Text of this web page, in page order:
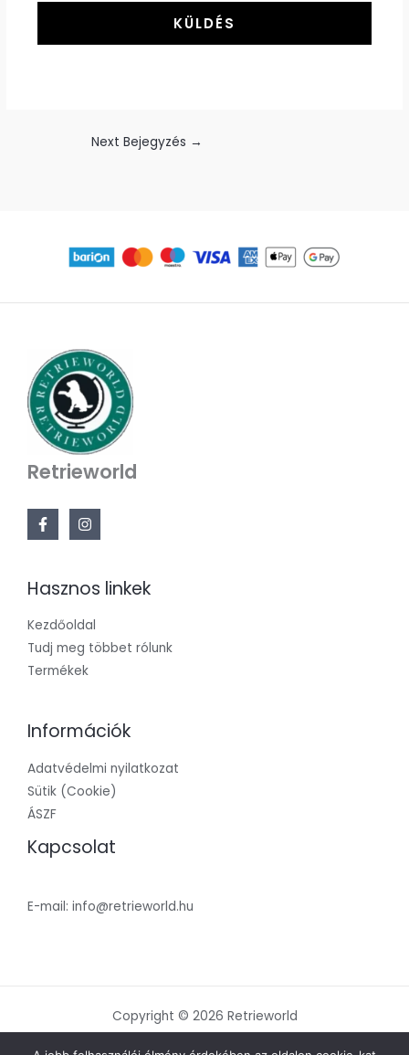
a
KÜLDÉS
Next Bejegyzés →
Retrieworld
Hasznos linkek
Kezdőoldal
Tudj meg többet rólunk
Termékek
Információk
Adatvédelmi nyilatkozat
Sütik (Cookie)
ÁSZF
Kapcsolat
E-mail: info@retrieworld.hu
Copyright © 2026 Retrieworld